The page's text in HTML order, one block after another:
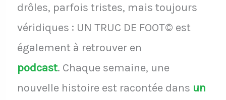
drôles, parfois tristes, mais toujours
véridiques : UN TRUC DE FOOT© est
également à retrouver en
podcast. Chaque semaine, une
nouvelle histoire est racontée dans un